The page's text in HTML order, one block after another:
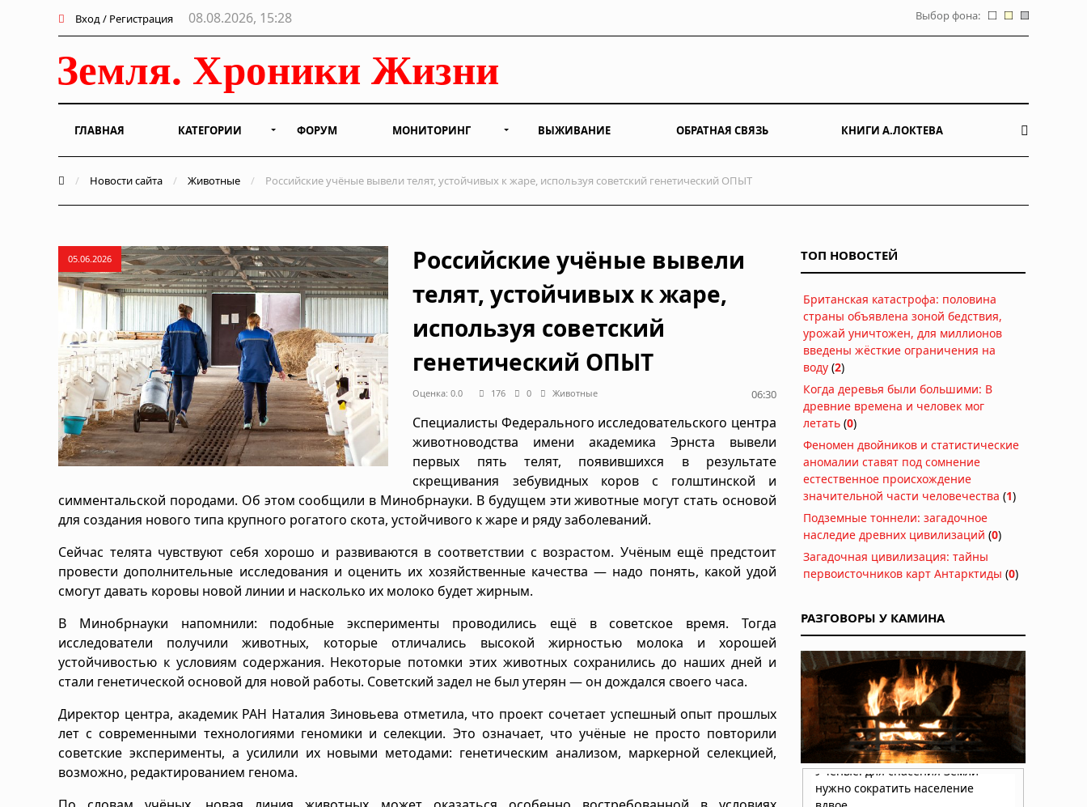
Вход / Регистрация 08.08.2026, 15:28 Выбор фона:
ГЛАВНАЯ КАТЕГОРИИ ФОРУМ МОНИТОРИНГ ВЫЖИВАНИЕ ОБРАТНАЯ СВЯЗЬ КНИГИ А.ЛОКТЕВА
/ Новости сайта / Животные / Российские учёные вывели телят, устойчивых к жаре, используя советский генетический ОПЫТ
05.06.2026
Российские учёные вывели
телят, устойчивых к жаре,
используя советский
генетический ОПЫТ
Оценка: 0.0 176 0 Животные 06:30
Специалисты Федерального исследовательского центра
животноводства имени академика Эрнста вывели
первых пять телят, появившихся в результате
скрещивания зебувидных коров с голштинской и
симментальской породами. Об этом сообщили в Минобрнауки. В будущем эти животные могут стать основой
для создания нового типа крупного рогатого скота, устойчивого к жаре и ряду заболеваний.
Сейчас телята чувствуют себя хорошо и развиваются в соответствии с возрастом. Учёным ещё предстоит
провести дополнительные исследования и оценить их хозяйственные качества — надо понять, какой удой
смогут давать коровы новой линии и насколько их молоко будет жирным.
В Минобрнауки напомнили: подобные эксперименты проводились ещё в советское время. Тогда
исследователи получили животных, которые отличались высокой жирностью молока и хорошей
устойчивостью к условиям содержания. Некоторые потомки этих животных сохранились до наших дней и
стали генетической основой для новой работы. Советский задел не был утерян — он дождался своего часа.
Директор центра, академик РАН Наталия Зиновьева отметила, что проект сочетает успешный опыт прошлых
лет с современными технологиями геномики и селекции. Это означает, что учёные не просто повторили
советские эксперименты, а усилили их новыми методами: генетическим анализом, маркерной селекцией,
возможно, редактированием генома.
ТОП НОВОСТЕЙ
Британская катастрофа: половина
страны объявлена зоной бедствия,
урожай уничтожен, для миллионов
введены жёсткие ограничения на
воду (2)
Когда деревья были большими: В
древние времена и человек мог
летать (0)
Феномен двойников и статистические
аномалии ставят под сомнение
естественное происхождение
значительной части человечества (1)
Подземные тоннели: загадочное
наследие древних цивилизаций (0)
Загадочная цивилизация: тайны
первоисточников карт Антарктиды (0)
РАЗГОВОРЫ У КАМИНА